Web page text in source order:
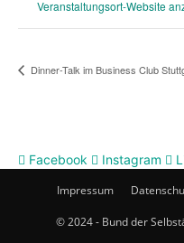
Veranstaltungsort-Website
Dinner-Talk im Business Club
Facebook Instagram
Impressum
© 2024 - Bund der